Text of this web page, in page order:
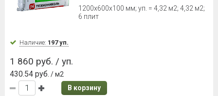
1200х600х100 мм; уп. = 4,32 м2; 4,32 м2;
6 плит
Наличие: 197 уп.
1 860 руб. / уп.
430.54 руб. / м2
В корзину